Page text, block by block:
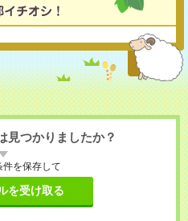
見つかりましたか？
件を保存して
を受け取る